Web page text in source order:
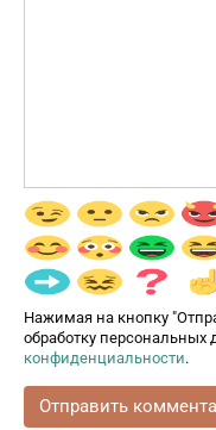
Нажимая на кнопку
обработку
конфиденциальности.